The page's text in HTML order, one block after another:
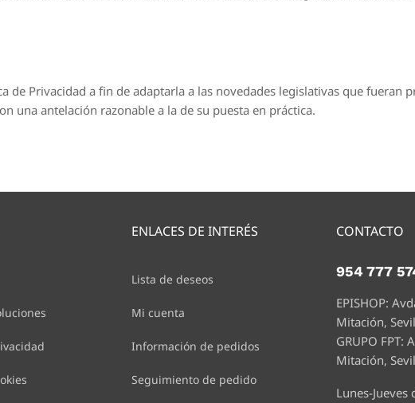
de Privacidad a fin de adaptarla a las novedades legislativas que fueran
una antelación razonable a la de su puesta en práctica.
ENLACES DE INTERÉS
Lista de deseos
Mi cuenta
Información de pedidos
Seguimiento de pedido
CONTACTO
954 777
EPISHOP:
Mitación,
GRUPO FPT:
Mitación,
Lunes-